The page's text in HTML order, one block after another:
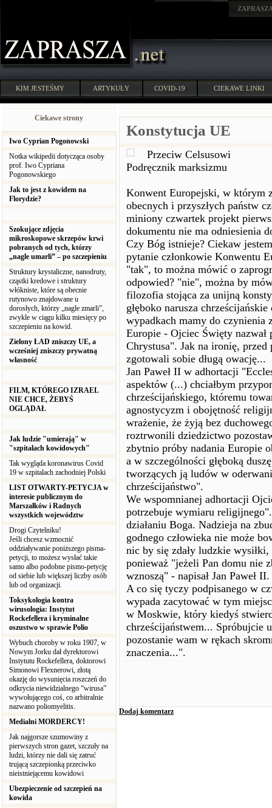
KIM JESTEŚMY ARTYKUŁY COVID-19 CIEKAWE LINKI
Ciekawe strony
Iwo Cyprian Pogonowski
Notka wikipedii dotycząca osoby
prof. Iwo Cypriana
Pogonowskiego
Jak to jest z kowidem na
Florydzie?
Szokujące zdjęcia
mikroskopowe skrzepów krwi
pobranych od tych, którzy
„nagle umarli” – po szczepieniu
Struktury krystaliczne, nanodruty,
cząstki kredowe i struktury
włókniste, które są obecnie
rutynowo znajdowane u
dorosłych, którzy „nagle zmarli”,
zwykle w ciągu kilku miesięcy po
szczepieniu na kowid.
Zielony ŁAD zniszczy UE, a
wcześniej zniszczy prywatną
własność
FILM, KTÓREGO IZRAEL
NIE CHCE, ŻEBYŚ
OGLĄDAŁ
Jak ludzie "umierają" w
"szpitalach kowidowych"
Tak wygląda koronawirus Covid
19 w szpitalach zachodniej Polski
LIST OTWARTY-PETYCJA w
interesie publicznym do
Marszałków i Radnych
wszystkich województw
Drogi Czytelniku!
Jeśli chcesz wzmocnić
oddziaływanie poniższego pisma-
petycji, to możesz wysłać takie
samo albo podobne pismo-petycję
od siebie lub większej liczby osób
lub od organizacji.
Toksykologia kontra
wirusologia: Instytut
Rockefellera i kryminalne
oszustwo w sprawie Polio
Wybuch choroby w roku 1907, w
Nowym Jorku dał dyrektorowi
Instytutu Rockefellera, doktorowi
Simonowi Flexnerowi, złotą
okazję do wysunięcia roszczeń do
odkrycia niewidzialnego “wirusa”
wywołującego coś, co arbitralnie
nazwano poliomyelitis.
Medialni MORDERCY!
Jak najgorsze szumowiny z
pierwszych stron gazet, szczuły na
ludzi, którzy nie dali się zatruć
trującą szczepionką przeciwko
nieistniejącemu kowidowi
Ubezpieczenie od szczepień na
kowida
Konstytucja UE
Przeciw Celsusowi
Podręcznik marksizmu
Konwent Europejski, w którym
obecnych i przyszłych państw
miniony czwartek projekt
dokumentu nie ma odniesienia
Czy Bóg istnieje? Ciekaw
pytanie członkowie Konwentu
"tak", to można mówić o
odpowied? "nie", można by
filozofia stojąca za unijną
głęboko narusza
wypadkach mamy do
Europie - Ojciec Święty
Chrystusa". Jak na ironię,
zgotowali sobie długą owację...
Jan Paweł II w adhortacji
aspektów (...) chciałbym
chrześcijańskiego, któremu
agnostycyzm i obojętność
wrażenie, że żyją bez
roztrwonili dziedzictwo
zbytnio próby nadania Europie
a w szczególności głęboką
tworzących ją ludów w
chrześcijaństwo".
We wspomnianej adhortacji
potrzebuje wymiaru
działaniu Boga. Nadzieja na
godnego człowieka nie może
nic by się zdały ludzkie
ponieważ "jeżeli Pan domu nie
wznoszą" - napisał Jan Paweł II.
A co się tyczy podpisanego w
wypada zacytować w tym
w Moskwie, który kiedyś
chrześcijaństwem... Spróbujcie
pozostanie wam w rękach
znaczenia...".
Dodaj komentarz